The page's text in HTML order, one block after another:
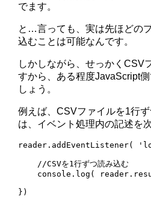
でます。
と…言っても、実は先ほどの
込むことは可能なんです。
しかしながら、せっかくCSV
すから、ある程度JavaScript
しょう。
例えば、CSVファイルを1行
は、イベント処理内の記述を
reader.addEventListener(
    //CSVを1行ずつ読み込む
console.log(
})